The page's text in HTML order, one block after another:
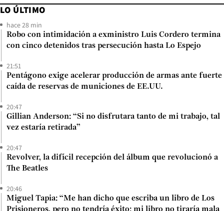
LO ÚLTIMO
hace 28 min
Robo con intimidación a exministro Luis Cordero termina
con cinco detenidos tras persecución hasta Lo Espejo
21:51
Pentágono exige acelerar producción de armas ante fuerte
caída de reservas de municiones de EE.UU.
20:47
Gillian Anderson: “Si no disfrutara tanto de mi trabajo, tal
vez estaría retirada”
20:47
Revolver, la difícil recepción del álbum que revolucionó a
The Beatles
20:46
Miguel Tapia: “Me han dicho que escriba un libro de Los